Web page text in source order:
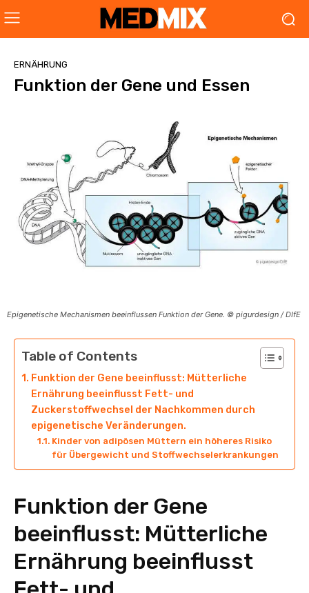
ERNÄHRUNG
Funktion der Gene und Essen
Epigenetische Mechanismen beeinflussen Funktion der Gene. © pigurdesign / DIfE
Table of Contents
Funktion der Gene beeinflusst: Mütterliche
Ernährung beeinflusst Fett- und
Zuckerstoffwechsel der Nachkommen durch
epigenetische Veränderungen.
Kinder von adipösen Müttern ein höheres Risiko
für Übergewicht und Stoffwechselerkrankungen
Funktion der Gene
beeinflusst: Mütterliche
Ernährung beeinflusst